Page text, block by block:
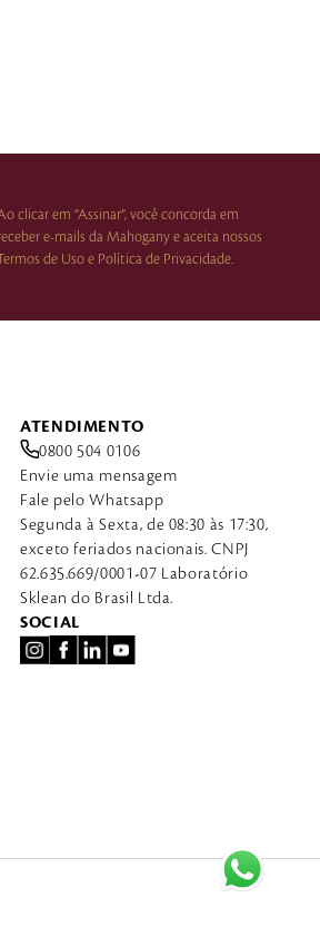
clicar em “Assinar”, você concorda em
e-mails da Mahogany e aceita nossos
de Uso e Política de Privacidade.
ATENDIMENTO
0800 504 0106
Envie uma mensagem
Fale pelo Whatsapp
Segunda à Sexta, de 08:30 às 17:30,
exceto feriados nacionais. CNPJ
62.635.669/0001-07 Laboratório
Sklean do Brasil Ltda.
SOCIAL